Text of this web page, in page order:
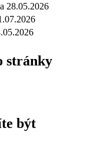
28.05.2026
stránky
být